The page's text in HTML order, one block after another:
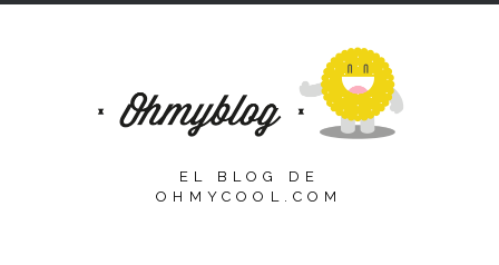
EL BLOG DE
OHMYCOOL.COM